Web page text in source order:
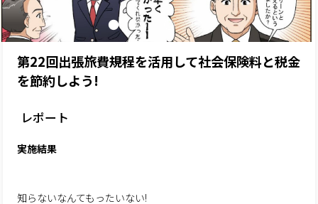
第22回出張旅費規程を活用して社会保険料と税金
を節約しよう!
レポート
実施結果
知らないなんてもったいない!